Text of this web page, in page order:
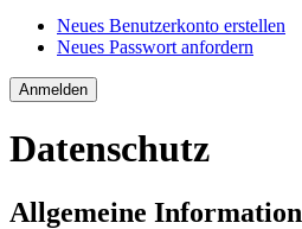
Neues Benutzerkonto erstellen
Neues Passwort anfordern
Datenschutz
Allgemeine Information